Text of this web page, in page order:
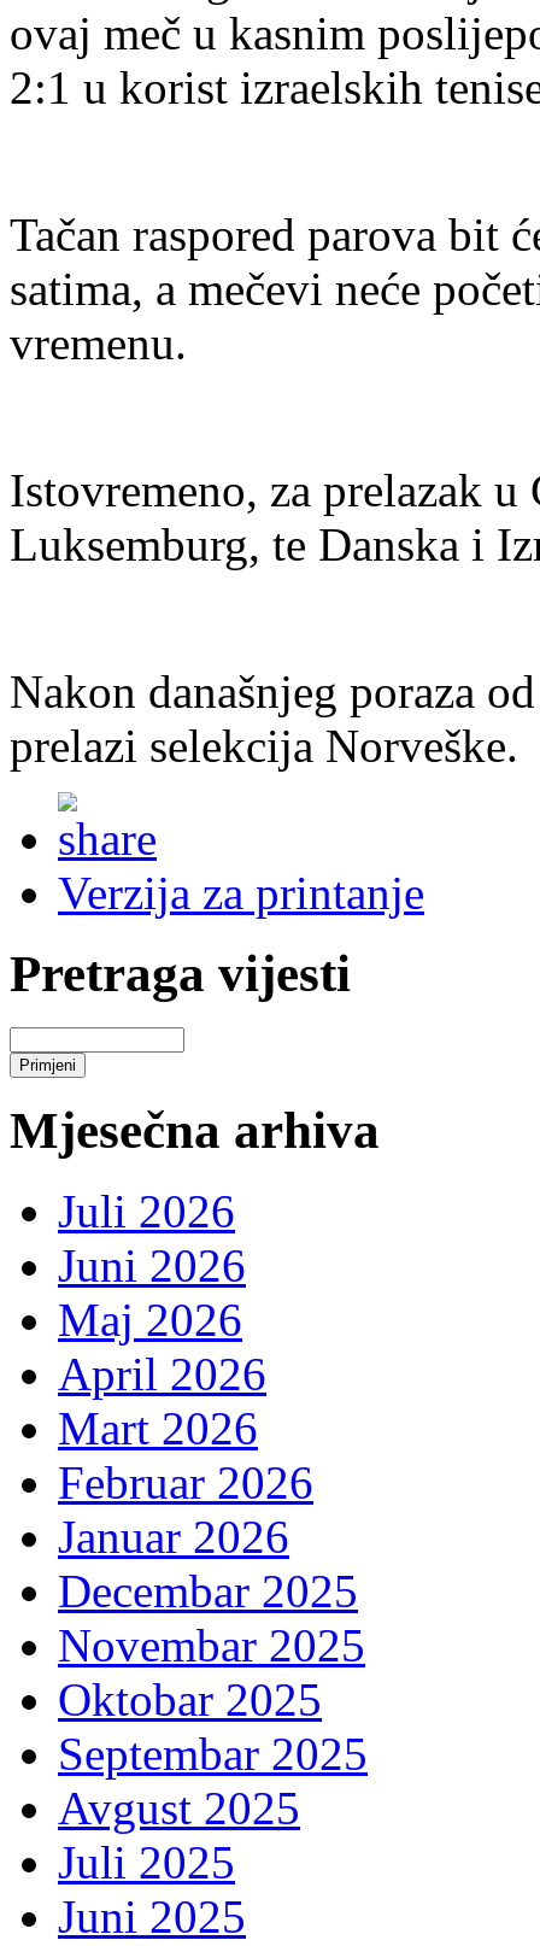
ovaj meč u kasnim
2:1 u korist izraelskih
Tačan raspored parova bit
satima, a mečevi neće
vremenu.
Istovremeno, za prelazak
Luksemburg, te Danska i
Nakon današnjeg poraza
prelazi selekcija
Verzija za printanje
Pretraga vijesti
Mjesečna arhiva
Juli 2026
Juni 2026
Maj 2026
April 2026
Mart 2026
Februar 2026
Januar 2026
Decembar 2025
Novembar 2025
Oktobar 2025
Septembar 2025
Avgust 2025
Juli 2025
Juni 2025